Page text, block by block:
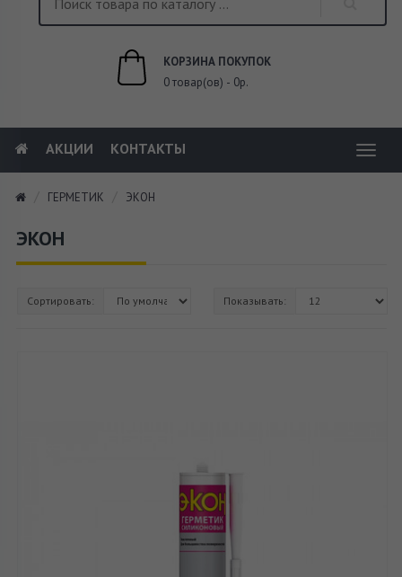
КОРЗИНА ПОКУПОК
0 товар(ов) - 0р.
АКЦИИ КОНТАКТЫ
ГЕРМЕТИК ЭКОН
ЭКОН
Сортировать: Показывать: